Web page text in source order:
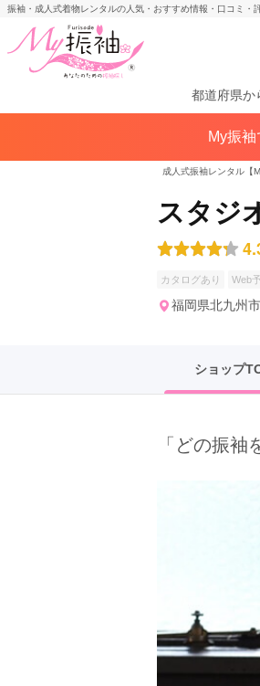
振袖・成人式着物レンタルの人気・おすすめ情報・口コミ・
都道府県か
北海道／
北海道
福島県
中部
愛知県
岐阜県
和歌山
My振
成人式振袖レンタル【
スタジ
カタログあり Web
福岡県北九州
ショップ
「どの振袖